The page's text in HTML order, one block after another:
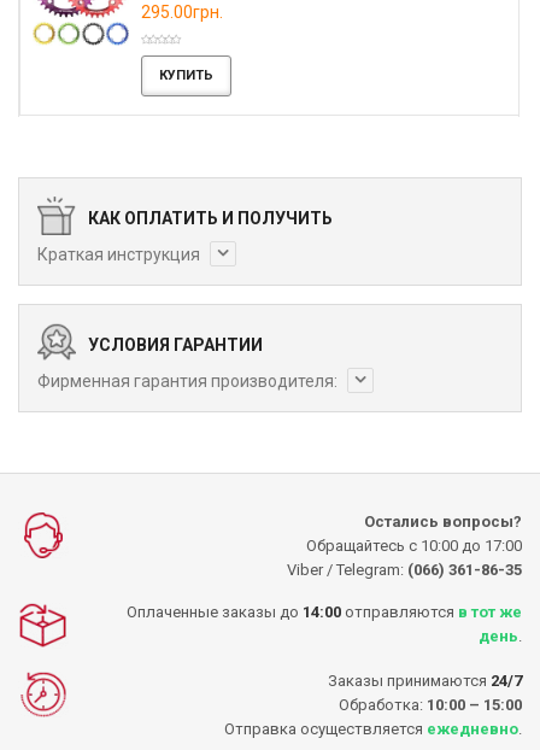
295.00грн.
КУПИТЬ
КАК ОПЛАТИТЬ И ПОЛУЧИТЬ
Краткая инструкция
УСЛОВИЯ ГАРАНТИИ
Фирменная гарантия производителя:
Остались вопросы?
Обращайтесь с 10:00 до 17:00
Viber / Telegram: (066) 361-86-35
Оплаченные заказы до 14:00 отправляются в тот же
день
Заказы принимаются 24/7
Обработка: 10:00 – 15:00
Отправка осуществляется ежедневно